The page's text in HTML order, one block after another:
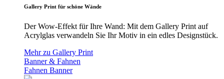
Gallery Print für schöne Wände
Der Wow-Effekt für Ihre Wand: Mit dem Gallery Print auf
Acrylglas verwandeln Sie Ihr Motiv in ein edles Designstück.
Mehr zu Gallery Print
Banner & Fahnen
Fahnen Banner